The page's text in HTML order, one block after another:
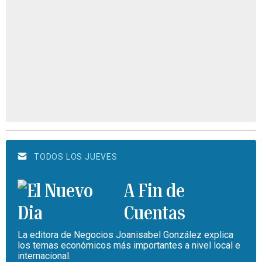
TODOS LOS JUEVES
A Fin de
Cuentas
La editora de Negocios Joanisabel González explica
los temas económicos más importantes a nivel local e
internacional.